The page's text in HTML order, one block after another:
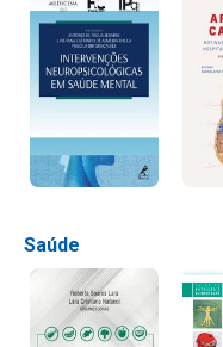
Saúde